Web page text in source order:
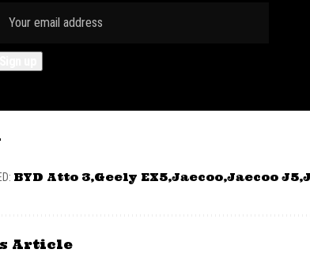
BYD Atto 3 Geely EX5 Jaecoo Jaecoo J5
Article